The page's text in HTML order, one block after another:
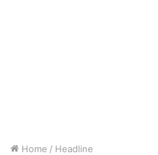
Home / Headline